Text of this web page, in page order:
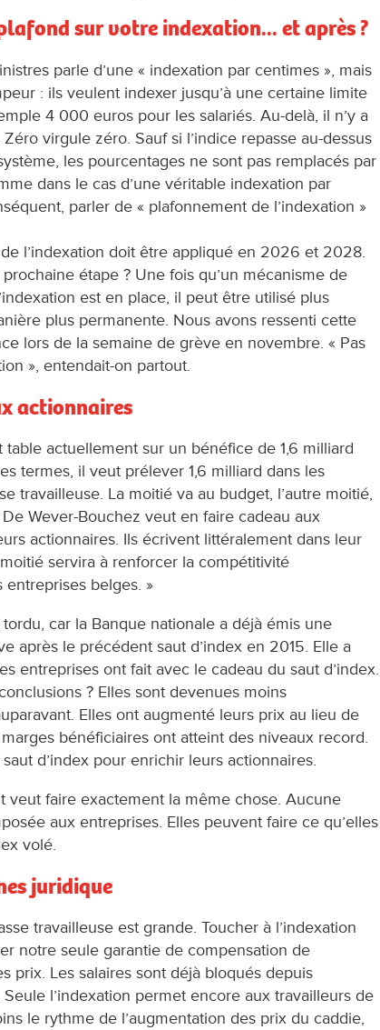
sur votre indexation... et après ?
parle d’une « indexation par centimes », mais
: ils veulent indexer jusqu’à une certaine limite
4 000 euros pour les salariés. Au-delà, il n’y a
Zéro virgule zéro. Sauf si l’indice repasse au-dessus
les pourcentages ne sont pas remplacés par
dans le cas d’une véritable indexation par
parler de « plafonnement de l’indexation »
l’indexation doit être appliqué en 2026 et 2028.
étape ? Une fois qu’un mécanisme de
est en place, il peut être utilisé plus
plus permanente. Nous avons ressenti cette
lors de la semaine de grève en novembre. « Pas
», entendait-on partout.
actionnaires
actuellement sur un bénéfice de 1,6 milliard
termes, il veut prélever 1,6 milliard dans les
travailleuse. La moitié va au budget, l’autre moitié,
Wever-Bouchez veut en faire cadeau aux
actionnaires. Ils écrivent littéralement dans leur
moitié servira à renforcer la compétitivité
entreprises belges. »
car la Banque nationale a déjà émis une
après le précédent saut d’index en 2015. Elle a
entreprises ont fait avec le cadeau du saut d’index.
? Elles sont devenues moins
Elles ont augmenté leurs prix au lieu de
bénéficiaires ont atteint des niveaux record.
d’index pour enrichir leurs actionnaires.
veut faire exactement la même chose. Aucune
aux entreprises. Elles peuvent faire ce qu’elles
volé.
juridique
travailleuse est grande. Toucher à l’indexation
notre seule garantie de compensation de
prix. Les salaires sont déjà bloqués depuis
l’indexation permet encore aux travailleurs de
le rythme de l’augmentation des prix du caddie,